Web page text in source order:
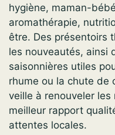
hygiène, maman-
aromathérapie,
être. Des présentoirs
les nouveautés, ainsi
saisonnières utiles
rhume ou la chute de
veille à renouveler
meilleur rapport
attentes locales.